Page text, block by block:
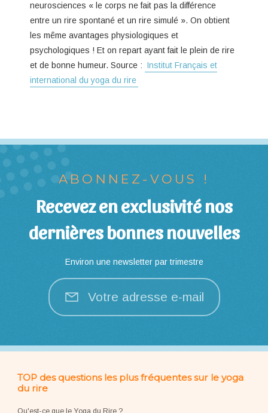
neurosciences « le corps ne fait pas la différence
entre un rire spontané et un rire simulé ». On obtient
les même avantages physiologiques et
psychologiques ! Et on repart ayant fait le plein de rire
et de bonne humeur. Source : Institut Français et
international du yoga du rire
ABONNEZ-VOUS !
Recevez en exclusivité nos
dernières bonnes nouvelles
Environ une newsletter par trimestre
Votre adresse e-mail
TOP des questions les plus fréquentes sur le yoga
du rire
Qu'est-ce que le Yoga du Rire ?